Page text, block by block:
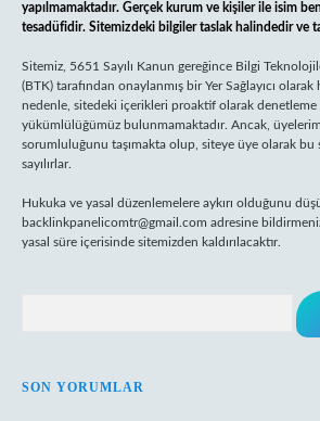
yapılmamaktadır. Gerçek kurum ve kişiler ile isim
tesadüfidir. Sitemizdeki bilgiler taslak halindedir ve
Sitemiz, 5651 Sayılı Kanun gereğince Bilgi
(BTK) tarafından onaylanmış bir Yer Sağlayıcı
nedenle, sitedeki içerikleri proaktif olarak denetleme
yükümlülüğümüz bulunmamaktadır. Ancak,
sorumluluğunu taşımakta olup, siteye üye olarak
sayılırlar.
Hukuka ve yasal düzenlemelere aykırı olduğunu
backlinkpanelicomtr@gmail.com adresine
yasal süre içerisinde sitemizden kaldırılacaktır.
SON YORUMLAR